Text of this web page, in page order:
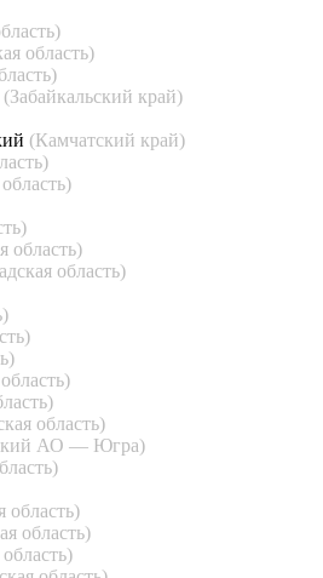
область)
(Забайкальский край)
(Камчатский край)
область)
область)
область)
АО — Югра)
область)
область)